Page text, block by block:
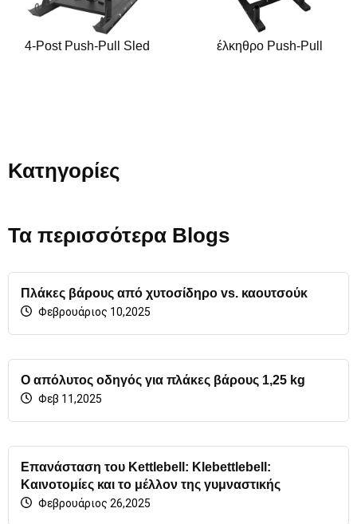
4-Post Push-Pull Sled έλκηθρο Push-Pull
Κατηγορίες
Τα περισσότερα Blogs
Πλάκες βάρους από χυτοσίδηρο vs. καουτσούκ
Φεβρουάριος 10,2025
Ο απόλυτος οδηγός για πλάκες βάρους 1,25 kg
Φεβ 11,2025
Επανάσταση του Kettlebell: Klebettlebell:
Καινοτομίες και το μέλλον της γυμναστικής
Φεβρουάριος 26,2025